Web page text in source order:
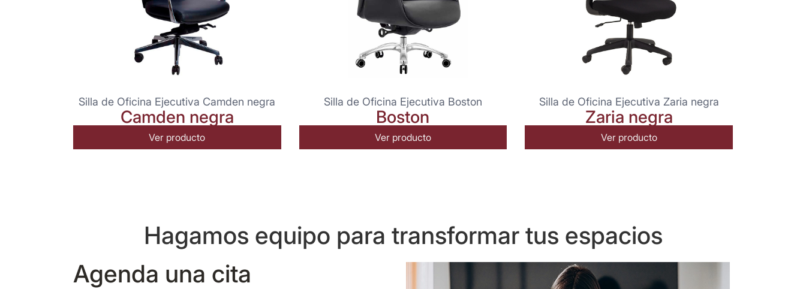
Silla de Oficina Ejecutiva Camden negra
Camden negra
Ver producto
Silla de Oficina Ejecutiva Boston
Boston
Ver producto
Silla de Oficina Ejecutiva Zaria negra
Zaria negra
Ver producto
Hagamos equipo para transformar tus espacios
Agenda una cita